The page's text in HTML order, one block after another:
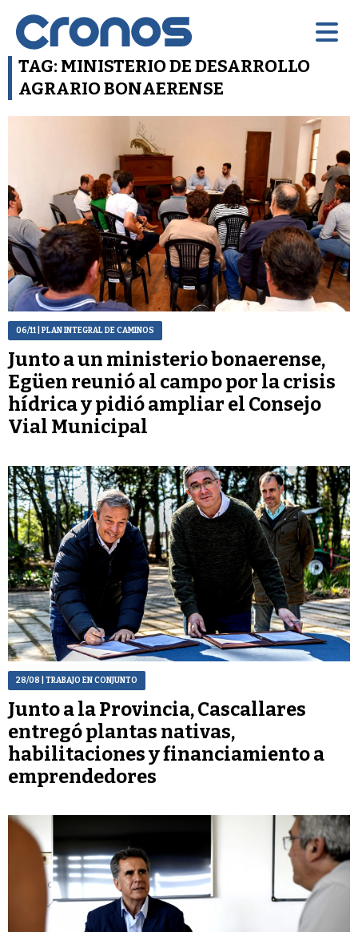
TAG: MINISTERIO DE DESARROLLO
AGRARIO BONAERENSE
06/11| PLAN INTEGRAL DE CAMINOS
Junto a un ministerio bonaerense,
Egüen reunió al campo por la crisis
hídrica y pidió ampliar el Consejo
Vial Municipal
28/08 | TRABAJO EN CONJUNTO
Junto a la Provincia, Cascallares
entregó plantas nativas,
habilitaciones y financiamiento a
emprendedores